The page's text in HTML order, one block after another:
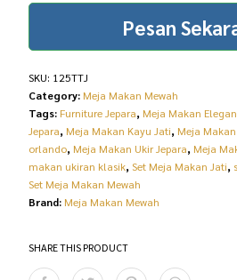
quantity
Pesan
SKU: 125TTJ
Category: Meja Makan Mewah
Tags: Furniture Jepara, Meja Makan Elegan
Jepara, Meja Makan Kayu Jati, Meja
orlando, Meja Makan Ukir Jepara, Meja
makan ukiran klasik, Set Meja Makan Jati,
Set Meja Makan Mewah
Brand: Meja Makan Mewah
SHARE THIS PRODUCT